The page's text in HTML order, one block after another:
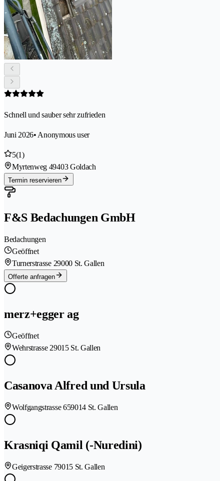
Schnell und sauber sehr zufrieden
Juni 2026• Anonymous user
5(1)
Myrtenweg 49403 Goldach
Termin reservieren
F&S Bedachungen GmbH
Bedachungen
Geöffnet
Turnerstrasse 29000 St. Gallen
Offerte anfragen
merz+egger ag
Geöffnet
Wehrstrasse 29015 St. Gallen
Casanova Alfred und Ursula
Wolfgangstrasse 659014 St. Gallen
Krasniqi Qamil (-Nuredini)
Geigerstrasse 79015 St. Gallen